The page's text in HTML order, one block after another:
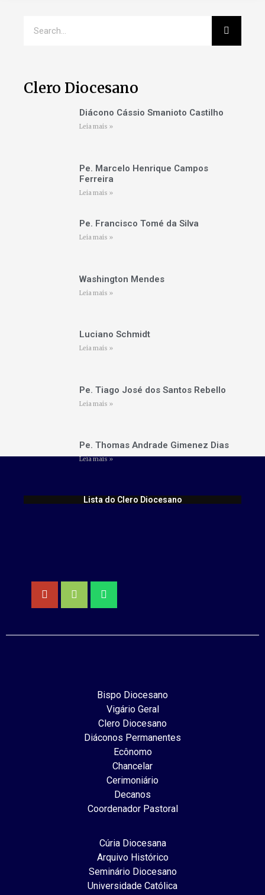
Clero Diocesano
Diácono Cássio Smanioto Castilho
Leia mais »
Pe. Marcelo Henrique Campos
Ferreira
Leia mais »
Pe. Francisco Tomé da Silva
Leia mais »
Washington Mendes
Leia mais »
Luciano Schmidt
Leia mais »
Pe. Tiago José dos Santos Rebello
Leia mais »
Pe. Thomas Andrade Gimenez Dias
Leia mais »
Lista do Clero Diocesano
Bispo Diocesano
Vigário Geral
Clero Diocesano
Diáconos Permanentes
Ecônomo
Chancelar
Cerimoniário
Decanos
Coordenador Pastoral
Cúria Diocesana
Arquivo Histórico
Seminário Diocesano
Universidade Católica